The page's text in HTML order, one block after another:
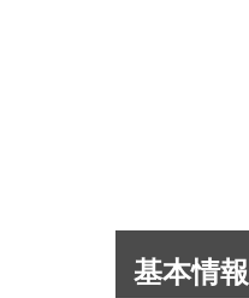
基本情報